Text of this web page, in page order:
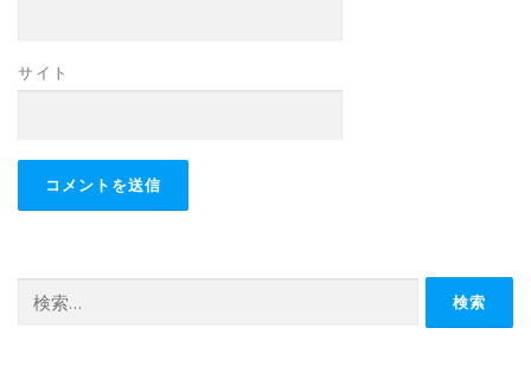
サイト
索: